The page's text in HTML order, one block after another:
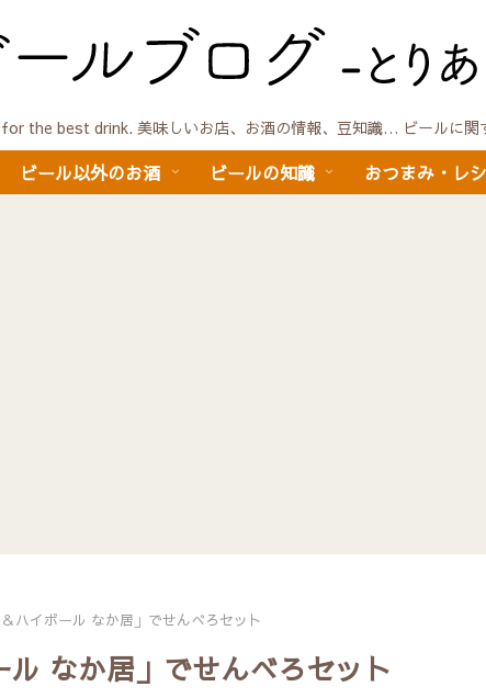
the best drink. 美味しいお店、お酒の情報、豆知識… ビールに関
ビール以外のお酒 ビールの知識 おつまみ・レ
ハイボール なか居」でせんべろセット
なか居」でせんべろセット